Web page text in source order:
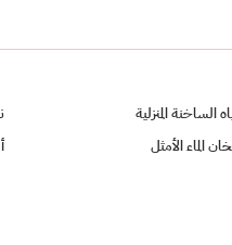
الساخنة المنزلية
الماء الأمثل